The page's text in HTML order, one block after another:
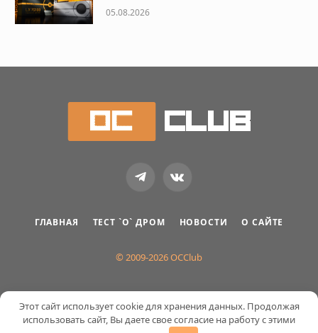
05.08.2026
TelegramVKontakte
ГЛАВНАЯ ТЕСТ `О` ДРОМ НОВОСТИ О САЙТЕ
© 2009-2026 OCClub
Этот сайт использует cookie для хранения данных. Продолжая
использовать сайт, Вы даете свое согласие на работу с этими